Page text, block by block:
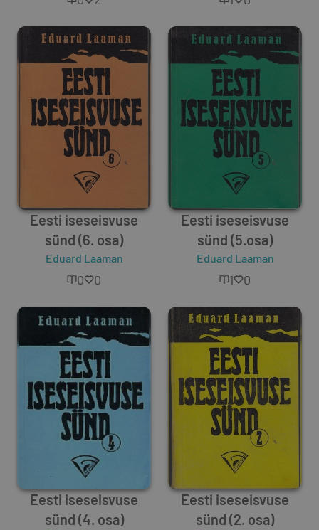
Eesti iseseisvuse
sünd (6. osa)
Eduard Laaman
0 0
Eesti iseseisvuse
sünd (5.osa)
Eduard Laaman
1 0
Eesti iseseisvuse
sünd (4. osa)
Eesti iseseisvuse
sünd (2. osa)